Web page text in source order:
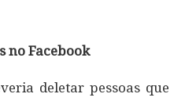
no Facebook
deletar pessoas que